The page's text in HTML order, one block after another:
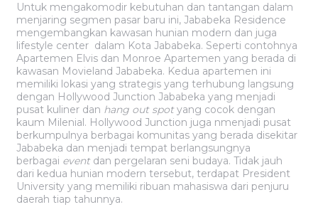
Untuk mengakomodir kebutuhan dan tantangan dalam
menjaring segmen pasar baru ini, Jababeka Residence
mengembangkan kawasan hunian modern dan juga
lifestyle center dalam Kota Jababeka. Seperti contohnya
Apartemen Elvis dan Monroe Apartemen yang berada di
kawasan Movieland Jababeka. Kedua apartemen ini
memiliki lokasi yang strategis yang terhubung langsung
dengan Hollywood Junction Jababeka yang menjadi
pusat kuliner dan hang out spot yang cocok dengan
kaum Milenial. Hollywood Junction juga nmenjadi pusat
berkumpulnya berbagai komunitas yang berada disekitar
Jababeka dan menjadi tempat berlangsungnya
berbagai event dan pergelaran seni budaya. Tidak jauh
dari kedua hunian modern tersebut, terdapat President
University yang memiliki ribuan mahasiswa dari penjuru
daerah tiap tahunnya.